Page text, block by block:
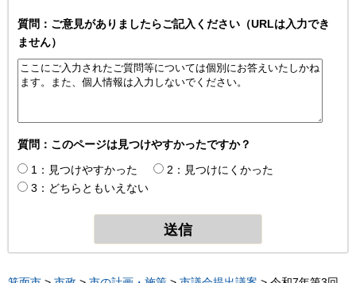
質問：ご意見がありましたらご記入ください（URLは入力でき
ません）
質問：このページは見つけやすかったですか？
1：見つけやすかった
2：見つけにくかった
3：どちらともいえない